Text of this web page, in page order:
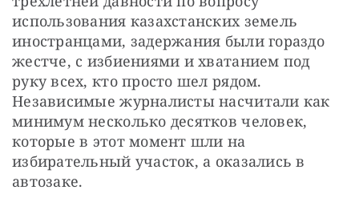
использования казахстанских земель
иностранцами, задержания были гораздо
жестче, с избиениями и хватанием под
руку всех, кто просто шел рядом.
Независимые журналисты насчитали как
минимум несколько десятков человек,
которые в этот момент шли на
избирательный участок, а оказались в
автозаке.